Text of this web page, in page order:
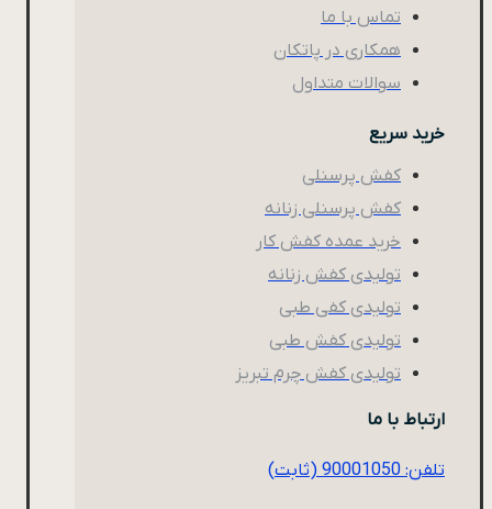
تماس با ما
همکاری در پاتکان
سوالات متداول
خرید سریع
کفش پرسنلی
کفش پرسنلی زنانه
خرید عمده کفش کار
تولیدی کفش زنانه
تولیدی کفی طبی
تولیدی کفش طبی
تولیدی کفش چرم تبریز
ارتباط با ما
تلفن: 90001050 (ثابت)